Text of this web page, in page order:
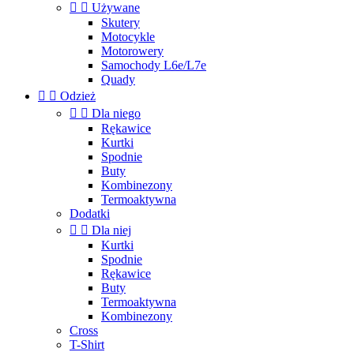
  Używane
Skutery
Motocykle
Motorowery
Samochody L6e/L7e
Quady
  Odzież
  Dla niego
Rękawice
Kurtki
Spodnie
Buty
Kombinezony
Termoaktywna
Dodatki
  Dla niej
Kurtki
Spodnie
Rękawice
Buty
Termoaktywna
Kombinezony
Cross
T-Shirt